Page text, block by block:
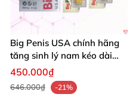
Big Penis USA chính hãng
tăng sinh lý nam kéo dài
thời gian cường dương hộp
450.000₫
646.000₫
-21%